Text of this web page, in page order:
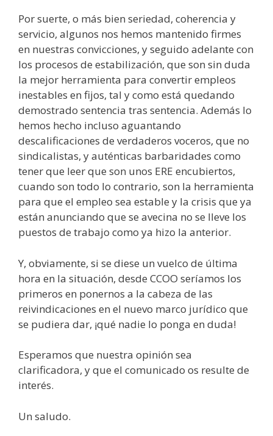
Por suerte, o más bien seriedad, coherencia y
servicio, algunos nos hemos mantenido firmes
en nuestras convicciones, y seguido adelante con
los procesos de estabilización, que son sin duda
la mejor herramienta para convertir empleos
inestables en fijos, tal y como está quedando
demostrado sentencia tras sentencia. Además lo
hemos hecho incluso aguantando
descalificaciones de verdaderos voceros, que no
sindicalistas, y auténticas barbaridades como
tener que leer que son unos ERE encubiertos,
cuando son todo lo contrario, son la herramienta
para que el empleo sea estable y la crisis que ya
están anunciando que se avecina no se lleve los
puestos de trabajo como ya hizo la anterior.
Y, obviamente, si se diese un vuelco de última
hora en la situación, desde CCOO seríamos los
primeros en ponernos a la cabeza de las
reivindicaciones en el nuevo marco jurídico que
se pudiera dar, ¡qué nadie lo ponga en duda!
Esperamos que nuestra opinión sea
clarificadora, y que el comunicado os resulte de
interés.
Un saludo.